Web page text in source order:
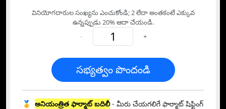
వినియోగదారుల సంఖ్యను ఎంచుకోండి; 2 లేదా అంతకంటే ఎక్కువ
ఉన్నప్పుడు 20% ఆదా చేయండి.
-
+
సభ్యత్వం పొందండి
🥇 అనియంత్రిత ఫార్మాట్ బదిలీ- మీరు చేయగలిగే ఫార్మాట్ షిఫ్టింగ్